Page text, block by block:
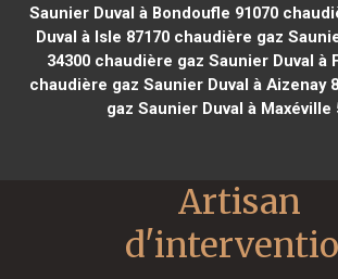
Saunier Duval à Bondoufle 91070
Duval à Isle 87170chaudière gaz
34300chaudière gaz Saunier Duval à
chaudière gaz Saunier Duval à Aizenay
gaz Saunier Duval à Maxéville
Artisan